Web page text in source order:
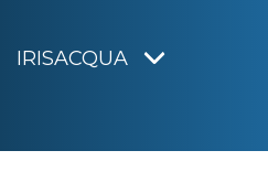
IRISACQUA